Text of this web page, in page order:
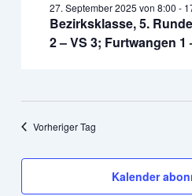
Bezirksklasse, 5.
2 – VS 3; Furtwangen 1
27. September 2025 von 8:00 -
Vorheriger Tag
Kalender